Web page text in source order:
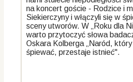
na koncert goście - Rodzice i
Siekierczyny i włączyli się w
sceny utworów. W „Roku dla
warto przytoczyć słowa
Oskara Kolberga „Naród,
śpiewać, przestaje istnieć".